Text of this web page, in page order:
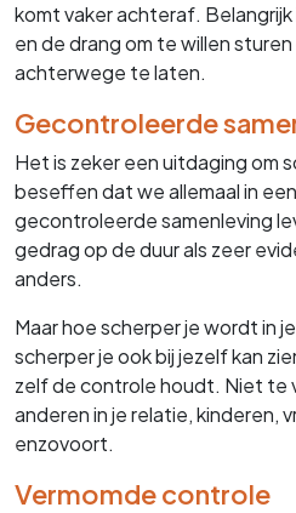
komt vaker achteraf.
en de drang om te willen
achterwege te laten.
Gecontroleerde
Het is zeker een uitdaging om
beseffen dat we allemaal in
gecontroleerde samenleving
gedrag op de duur als zeer
anders.
Maar hoe scherper je wordt in
scherper je ook bij jezelf kan
zelf de controle houdt. Niet te
anderen in je relatie, kinderen,
enzovoort.
Vermomde controle